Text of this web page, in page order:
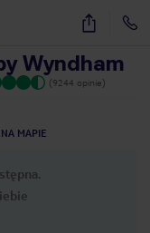
24
Wyndham
(9244 opinie)
MAPIE